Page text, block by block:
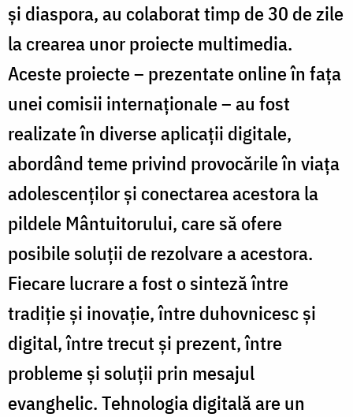
și diaspora, au colaborat timp de 30 de zile
la crearea unor proiecte multimedia.
Aceste proiecte – prezentate online în fața
unei comisii internaționale – au fost
realizate în diverse aplicații digitale,
abordând teme privind provocările în viața
adolescenților și conectarea acestora la
pildele Mântuitorului, care să ofere
posibile soluții de rezolvare a acestora.
Fiecare lucrare a fost o sinteză între
tradiție și inovație, între duhovnicesc și
digital, între trecut și prezent, între
probleme și soluții prin mesajul
evanghelic. Tehnologia digitală are un